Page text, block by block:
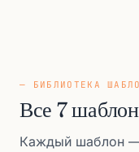
— БИБЛИОТЕКА
Все 7
Каждый шаблон —